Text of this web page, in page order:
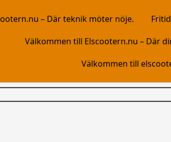
– Där teknik möter nöje.
Välkommen till Elscootern.nu – Där
Välkommen till